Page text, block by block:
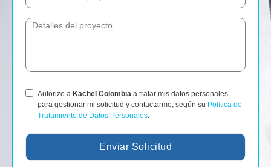
Autorizo a Kachel Colombia a tratar mis datos personales
para gestionar mi solicitud y contactarme, según su Política de
Tratamiento de Datos Personales
Enviar Solicitud